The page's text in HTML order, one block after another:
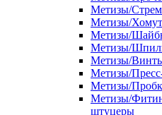
Метизы/
Метизы/
Метизы/
Метизы/
Метизы/
Метизы/
Метизы/
Метизы/
штуцеры